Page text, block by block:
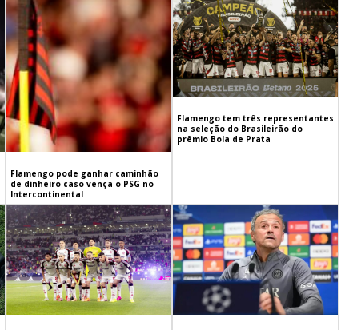
Flamengo pode ganhar caminhão
de dinheiro caso vença o PSG no
Intercontinental
Flamengo tem três representantes
na seleção do Brasileirão do
prêmio Bola de Prata